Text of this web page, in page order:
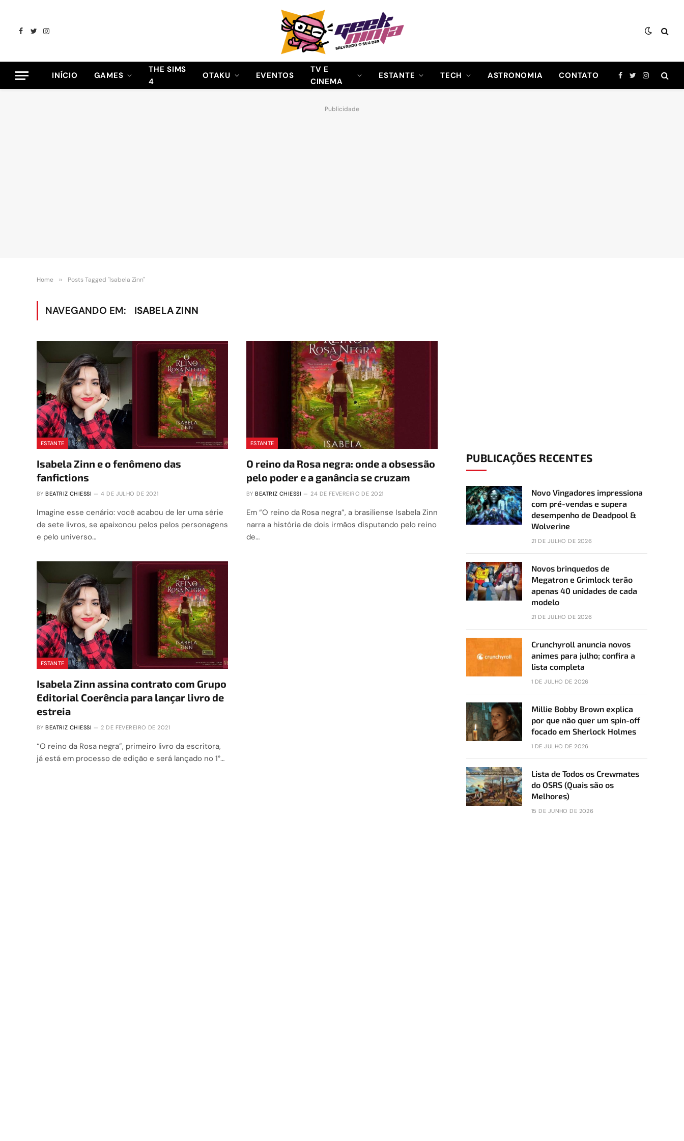
Facebook
TwitterInstagram
INÍCIO GAMES
THE SIMS
4
OTAKU EVENTOS
TV E
CINEMA
ESTANTE TECH ASTRONOMIA CONTATO Facebook
TwitterInstagram
Publicidade
Home » Posts Tagged "Isabela Zinn"
NAVEGANDO EM: ISABELA ZINN
ESTANTE
Isabela Zinn e o fenômeno das
fanfictions
BY BEATRIZ CHIESSI 4 DE JULHO DE 2021
Imagine esse cenário: você acabou de ler uma série
de sete livros, se apaixonou pelos pelos personagens
e pelo universo…
ESTANTE
O reino da Rosa negra: onde a obsessão
pelo poder e a ganância se cruzam
BY BEATRIZ CHIESSI 24 DE FEVEREIRO DE 2021
Em “O reino da Rosa negra”, a brasiliense Isabela Zinn
narra a história de dois irmãos disputando pelo reino
de…
ESTANTE
Isabela Zinn assina contrato com Grupo
Editorial Coerência para lançar livro de
estreia
BY BEATRIZ CHIESSI 2 DE FEVEREIRO DE 2021
“O reino da Rosa negra”, primeiro livro da escritora,
já está em processo de edição e será lançado no 1°…
PUBLICAÇÕES RECENTES
Novo Vingadores impressiona
com pré-vendas e supera
desempenho de Deadpool &
Wolverine
21 DE JULHO DE 2026
Novos brinquedos de
Megatron e Grimlock terão
apenas 40 unidades de cada
modelo
21 DE JULHO DE 2026
Crunchyroll anuncia novos
animes para julho; confira a
lista completa
1 DE JULHO DE 2026
Millie Bobby Brown explica
por que não quer um spin-off
focado em Sherlock Holmes
1 DE JULHO DE 2026
Lista de Todos os Crewmates
do OSRS (Quais são os
Melhores)
15 DE JUNHO DE 2026